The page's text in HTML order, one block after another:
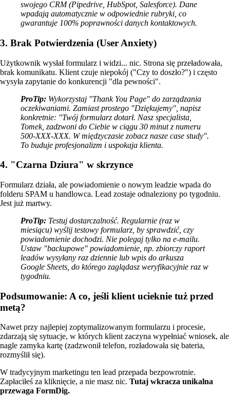
swojego CRM (Pipedrive, HubSpot, Salesforce). Dane
wpadają automatycznie w odpowiednie rubryki, co
gwarantuje 100% poprawności danych kontaktowych.
3. Brak Potwierdzenia (User Anxiety)
Użytkownik wysłał formularz i widzi... nic. Strona się przeładowała,
brak komunikatu. Klient czuje niepokój ("Czy to doszło?") i często
wysyła zapytanie do konkurencji "dla pewności".
ProTip: Wykorzystaj "Thank You Page" do zarządzania
oczekiwaniami. Zamiast prostego "Dziękujemy", napisz
konkretnie: "Twój formularz dotarł. Nasz specjalista,
Tomek, zadzwoni do Ciebie w ciągu 30 minut z numeru
500-XXX-XXX. W międzyczasie zobacz nasze case study".
To buduje profesjonalizm i uspokaja klienta.
4. "Czarna Dziura" w skrzynce
Formularz działa, ale powiadomienie o nowym leadzie wpada do
folderu SPAM u handlowca. Lead zostaje odnaleziony po tygodniu.
Jest już martwy.
ProTip: Testuj dostarczalność. Regularnie (raz w
miesiącu) wyślij testowy formularz, by sprawdzić, czy
powiadomienie dochodzi. Nie polegaj tylko na e-mailu.
Ustaw "backupowe" powiadomienie, np. zbiorczy raport
leadów wysyłany raz dziennie lub wpis do arkusza
Google Sheets, do którego zaglądasz weryfikacyjnie raz w
tygodniu.
Podsumowanie: A co, jeśli klient ucieknie tuż przed
metą?
Nawet przy najlepiej zoptymalizowanym formularzu i procesie,
zdarzają się sytuacje, w których klient zaczyna wypełniać wniosek, ale
nagle zamyka kartę (zadzwonił telefon, rozładowała się bateria,
rozmyślił się).
W tradycyjnym marketingu ten lead przepada bezpowrotnie.
Zapłaciłeś za kliknięcie, a nie masz nic. Tutaj wkracza unikalna
przewaga FormDig.